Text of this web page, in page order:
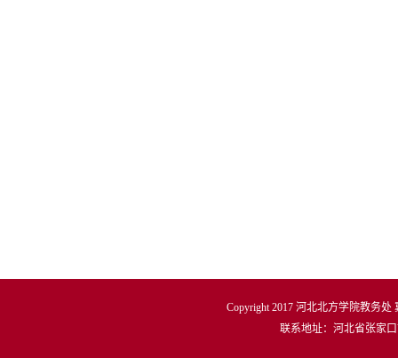
Copyright 2017 河北北方学院教务处
联系地址：河北省张家